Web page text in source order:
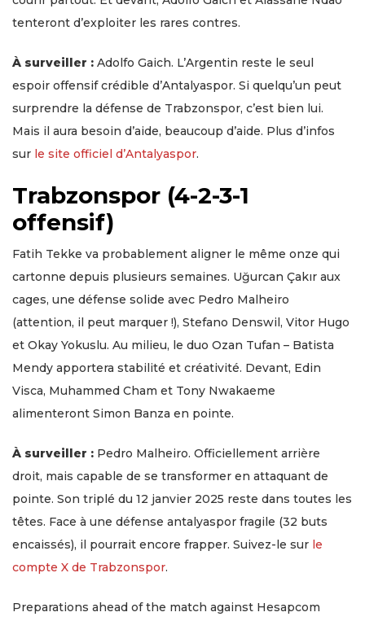
tenteront d’exploiter les rares contres.
À surveiller : Adolfo Gaich. L’Argentin reste le seul
espoir offensif crédible d’Antalyaspor. Si quelqu’un peut
surprendre la défense de Trabzonspor, c’est bien lui.
Mais il aura besoin d’aide, beaucoup d’aide. Plus d’infos
sur le site officiel d’Antalyaspor.
Trabzonspor (4-2-3-1
offensif)
Fatih Tekke va probablement aligner le même onze qui
cartonne depuis plusieurs semaines. Uğurcan Çakır aux
cages, une défense solide avec Pedro Malheiro
(attention, il peut marquer !), Stefano Denswil, Vitor Hugo
et Okay Yokuslu. Au milieu, le duo Ozan Tufan – Batista
Mendy apportera stabilité et créativité. Devant, Edin
Visca, Muhammed Cham et Tony Nwakaeme
alimenteront Simon Banza en pointe.
À surveiller : Pedro Malheiro. Officiellement arrière
droit, mais capable de se transformer en attaquant de
pointe. Son triplé du 12 janvier 2025 reste dans toutes les
têtes. Face à une défense antalyaspor fragile (32 buts
encaissés), il pourrait encore frapper. Suivez-le sur le
compte X de Trabzonspor.
Preparations ahead of the match against Hesapcom